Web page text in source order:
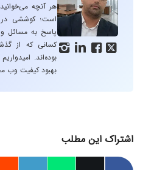
   
هر آنچه
است؛ کوششی
پاسخ به مسائل و
کسانی که از
بوده‌اند.
بهبود کیفیت وب
اشتراک این مطلب